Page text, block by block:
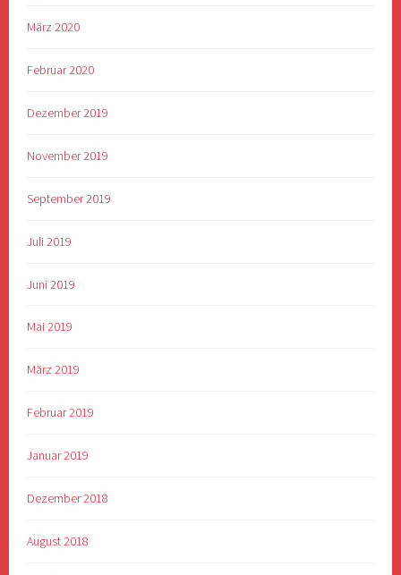
März 2020
Februar 2020
Dezember 2019
November 2019
September 2019
Juli 2019
Juni 2019
Mai 2019
März 2019
Februar 2019
Januar 2019
Dezember 2018
August 2018